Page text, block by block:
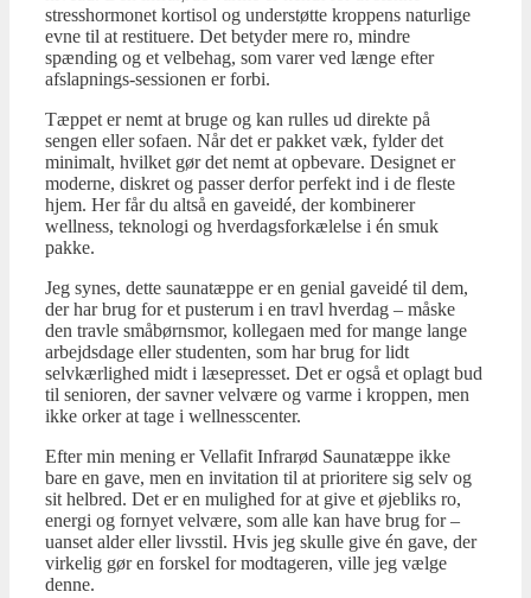
stresshormonet kortisol og understøtte kroppens naturlige
evne til at restituere. Det betyder mere ro, mindre
spænding og et velbehag, som varer ved længe efter
afslapnings-sessionen er forbi.
Tæppet er nemt at bruge og kan rulles ud direkte på
sengen eller sofaen. Når det er pakket væk, fylder det
minimalt, hvilket gør det nemt at opbevare. Designet er
moderne, diskret og passer derfor perfekt ind i de fleste
hjem. Her får du altså en gaveidé, der kombinerer
wellness, teknologi og hverdagsforkælelse i én smuk
pakke.
Jeg synes, dette saunatæppe er en genial gaveidé til dem,
der har brug for et pusterum i en travl hverdag – måske
den travle småbørnsmor, kollegaen med for mange lange
arbejdsdage eller studenten, som har brug for lidt
selvkærlighed midt i læsepresset. Det er også et oplagt bud
til senioren, der savner velvære og varme i kroppen, men
ikke orker at tage i wellnesscenter.
Efter min mening er Vellafit Infrarød Saunatæppe ikke
bare en gave, men en invitation til at prioritere sig selv og
sit helbred. Det er en mulighed for at give et øjebliks ro,
energi og fornyet velvære, som alle kan have brug for –
uanset alder eller livsstil. Hvis jeg skulle give én gave, der
virkelig gør en forskel for modtageren, ville jeg vælge
denne.